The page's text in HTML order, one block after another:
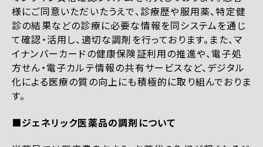
様にご同意いただいたうえで、診療歴や服用薬、特定健
診の結果などの診療に必要な情報を同システムを通じ
て確認・活用し、適切な調剤を行っております。また、マ
イナンバーカードの健康保険証利用の推進や、電子処
方せん・電子カルテ情報の共有サービスなど、デジタル
化による医療の質の向上にも積極的に取り組んでおりま
す。
■ジェネリック医薬品の調剤について